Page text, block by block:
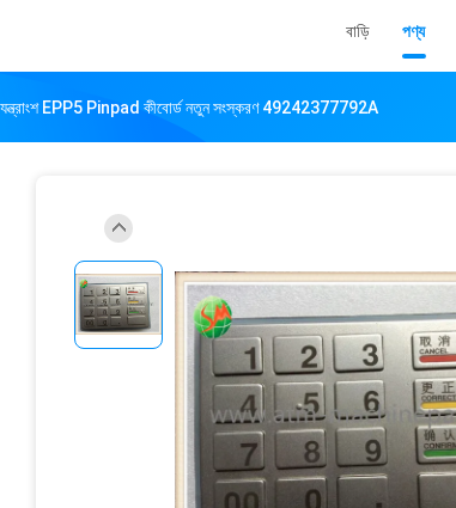
বাড়ি পণ্য
EPP5 Pinpad কীবোর্ড নতুন সংস্করণ 49242377792A